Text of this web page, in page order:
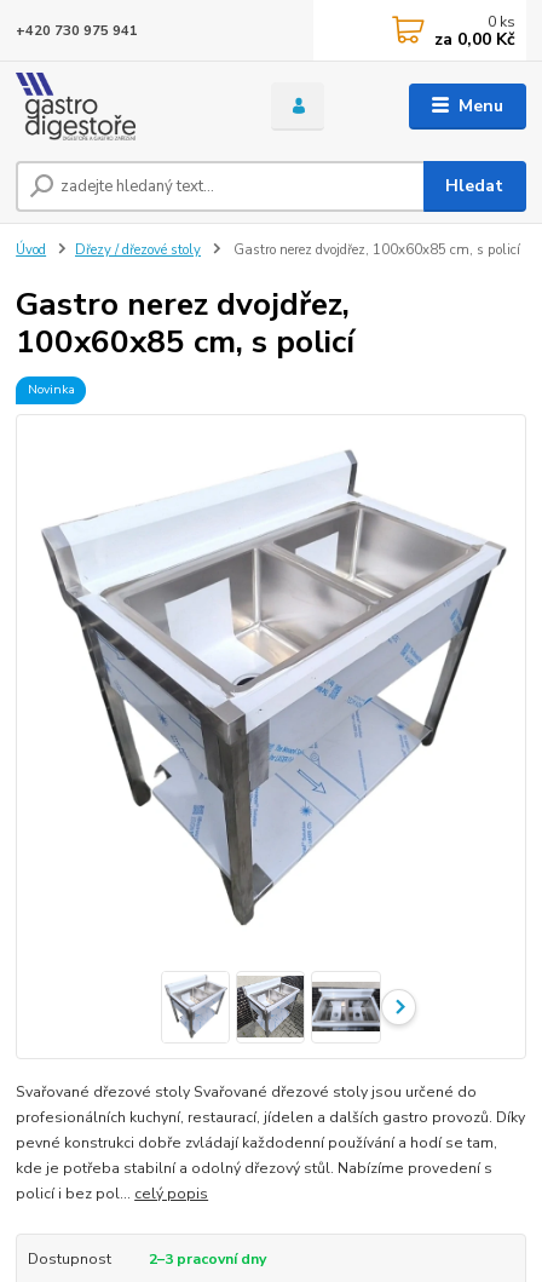
Menu
Hledat
+420 730 975 941 0 ks
za 0,00 Kč
Úvod Dřezy / dřezové stoly Gastro nerez dvojdřez, 100x60x85 cm, s policí
Gastro nerez dvojdřez,
100x60x85 cm, s policí
Novinka
Svařované dřezové stoly Svařované dřezové stoly jsou určené do
profesionálních kuchyní, restaurací, jídelen a dalších gastro provozů. Díky
pevné konstrukci dobře zvládají každodenní používání a hodí se tam,
kde je potřeba stabilní a odolný dřezový stůl. Nabízíme provedení s
policí i bez pol... celý popis
Dostupnost
2–3 pracovní dny